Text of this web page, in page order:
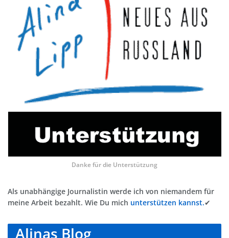
Danke für die Unterstützung
Als unabhängige Journalistin werde ich von niemandem für
meine Arbeit bezahlt. Wie Du mich unterstützen kannst.✔
Alinas Blog